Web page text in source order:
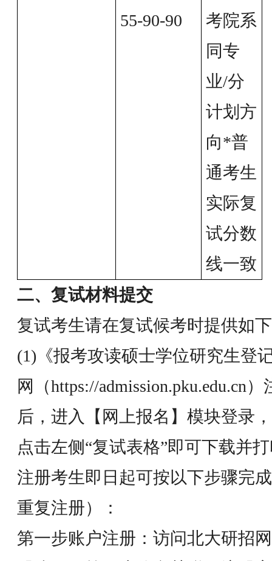
55-90-90
考院系
同专
业/分
计划方
向*普
通考生
实际复
试分数
线一致
二、复试材料提交
复试考生请在复试候考时提供如
(1)《报考攻读硕士学位研究生登
网（https://admission.pku.edu.cn
后，进入【网上报名】模块登录
点击左侧“复试表格”即可下载并
注册考生即日起可按以下步骤完
重复注册）：
第一步账户注册：访问北大研招